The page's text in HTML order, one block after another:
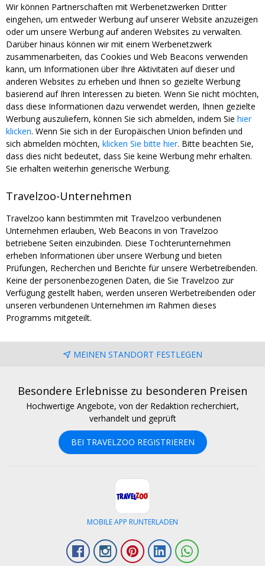
Wir können Partnerschaften mit Werbenetzwerken Dritter
eingehen, um entweder Werbung auf unserer Website anzuzeigen
oder um unsere Werbung auf anderen Websites zu verwalten.
Darüber hinaus können wir mit einem Werbenetzwerk
zusammenarbeiten, das Cookies und Web Beacons verwenden
kann, um Informationen über Ihre Aktivitäten auf dieser und
anderen Websites zu erheben und Ihnen so gezielte Werbung
basierend auf Ihren Interessen zu bieten. Wenn Sie nicht möchten,
dass diese Informationen dazu verwendet werden, Ihnen gezielte
Werbung auszuliefern, können Sie sich abmelden, indem Sie hier
klicken. Wenn Sie sich in der Europäischen Union befinden und
sich abmelden möchten, klicken Sie bitte hier. Bitte beachten Sie,
dass dies nicht bedeutet, dass Sie keine Werbung mehr erhalten.
Sie erhalten weiterhin generische Werbung.
Travelzoo-Unternehmen
Travelzoo kann bestimmten mit Travelzoo verbundenen
Unternehmen erlauben, Web Beacons in von Travelzoo
betriebene Seiten einzubinden. Diese Tochterunternehmen
erheben Informationen über unsere Werbung und bieten
Prüfungen, Recherchen und Berichte für unsere Werbetreibenden.
Keine der personenbezogenen Daten, die Sie Travelzoo zur
Verfügung gestellt haben, werden unseren Werbetreibenden oder
unseren verbundenen Unternehmen im Rahmen dieses
Programms mitgeteilt.
MEINEN STANDORT FESTLEGEN
Besondere Erlebnisse zu besonderen Preisen
Hochwertige Angebote, von der Redaktion recherchiert,
verhandelt und geprüft
BEI TRAVELZOO REGISTRIEREN
MOBILE APP RUNTERLADEN
FacebookInstagramPinterestLinkedIn